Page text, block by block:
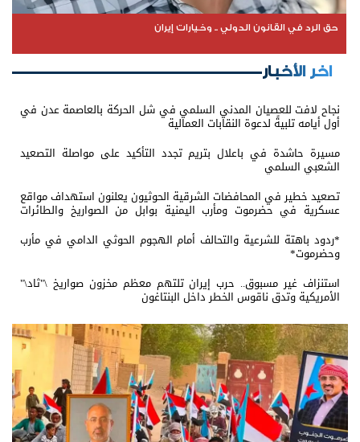
حق الرد في القانون الدولي .. وخيارات إيران
اخر الأخبار
نجاح لافت للعصيان المدني السلمي في شل الحركة بالعاصمة عدن في
أول أيامه تلبيةً لدعوة النقابات العمالية
مسيرة حاشدة في باعلال بتريم تجدد التأكيد على مواصلة التصعيد
الشعبي السلمي
تصعيد خطير في المحافضات الشرقية الحوثيون يعلنون استهداف مواقع
عسكرية في حضرموت ومأرب اليمنية بوابل من الصواريخ والطائرات
*ردود باهتة للشرعية والتحالف أمام الهجوم الحوثي الدامي في مأرب
وحضرموت*
استنزاف غير مسبوق.. حرب إيران تلتهم معظم مخزون صواريخ \"ثاد\"
الأمريكية وتدق ناقوس الخطر داخل البنتاغون